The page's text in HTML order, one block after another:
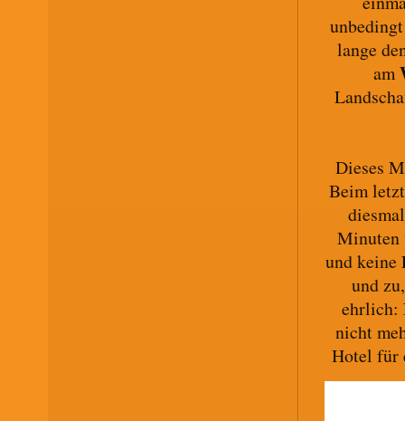
lange
am
Dieses
Beim
Minuten
und keine
und
ehrlich:
nicht
Hotel für